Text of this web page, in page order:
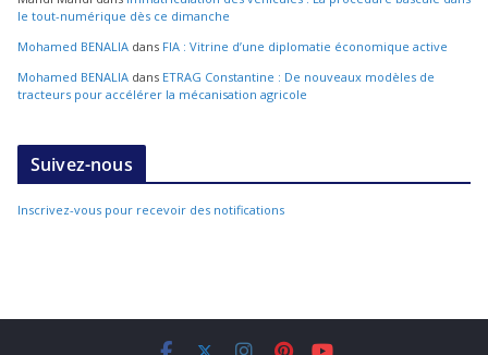
le tout-numérique dès ce dimanche
Mohamed BENALIA dans FIA : Vitrine d’une diplomatie économique active
Mohamed BENALIA dans ETRAG Constantine : De nouveaux modèles de
tracteurs pour accélérer la mécanisation agricole
Suivez-nous
Inscrivez-vous pour recevoir des notifications